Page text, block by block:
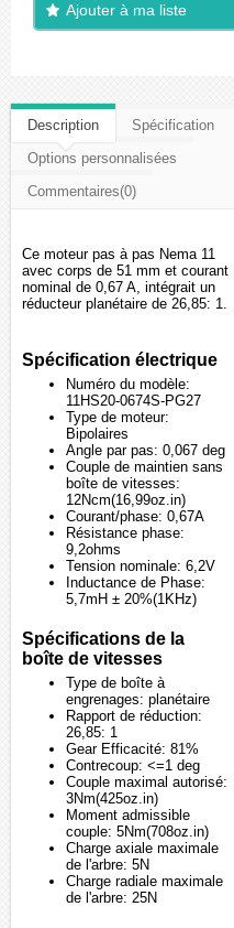
Ajouter à ma liste
Description
Spécification
Options personnalisées
Commentaires(0)
Ce moteur pas à pas Nema 11
avec corps de 51 mm et courant
nominal de 0,67 A, intégrait un
réducteur planétaire de 26,85: 1.
Spécification électrique
Numéro du modèle:
11HS20-0674S-PG27
Type de moteur:
Bipolaires
Angle par pas: 0,067 deg
Couple de maintien sans
boîte de vitesses:
12Ncm(16,99oz.in)
Courant/phase: 0,67A
Résistance phase:
9,2ohms
Tension nominale: 6,2V
Inductance de Phase:
5,7mH ± 20%(1KHz)
Spécifications de la
boîte de vitesses
Type de boîte à
engrenages: planétaire
Rapport de réduction:
26,85: 1
Gear Efficacité: 81%
Contrecoup: <=1 deg
Couple maximal autorisé:
3Nm(425oz.in)
Moment admissible
couple: 5Nm(708oz.in)
Charge axiale maximale
de l'arbre: 5N
Charge radiale maximale
de l'arbre: 25N